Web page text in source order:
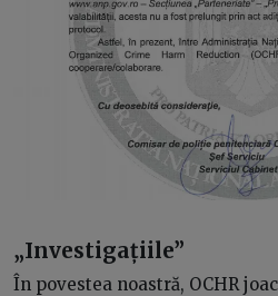
„Investigațiile”
În povestea noastră, OCHR